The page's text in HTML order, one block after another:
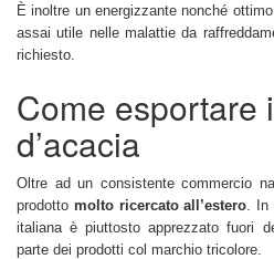
È inoltre un energizzante nonché ottimo
assai utile nelle malattie da
richiesto.
Come esportare
d’acacia
Oltre ad un consistente commercio
prodotto molto ricercato all’estero .
italiana è piuttosto apprezzato fuori
parte dei prodotti col marchio tricolore.